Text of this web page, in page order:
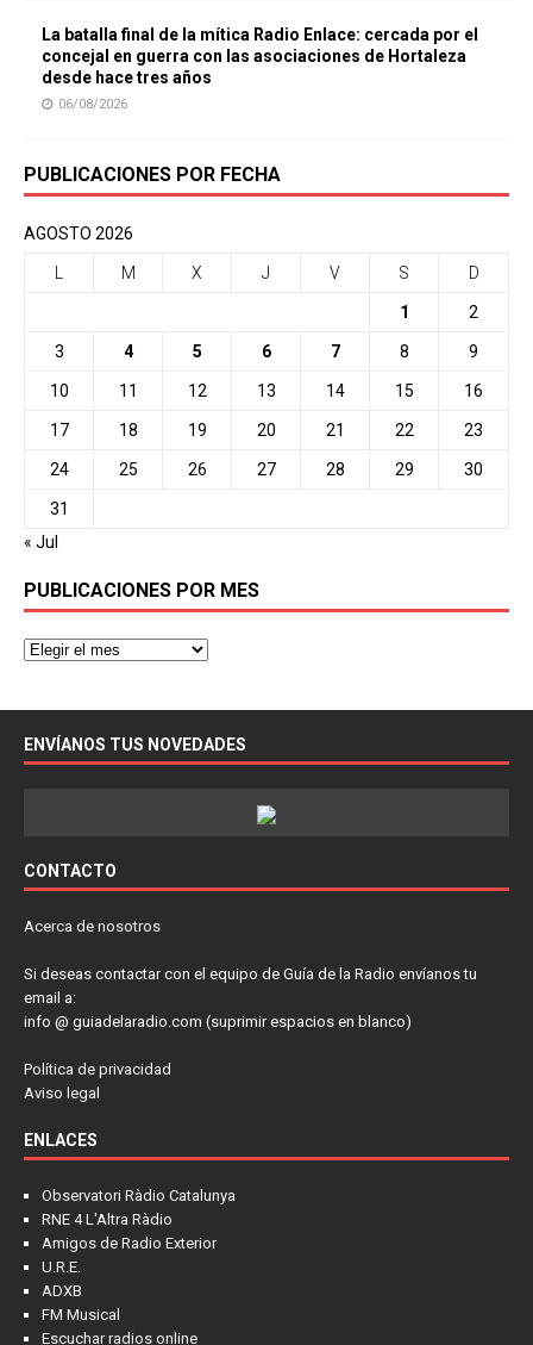
La batalla final de la mítica Radio Enlace: cercada por el
concejal en guerra con las asociaciones de Hortaleza
desde hace tres años
06/08/2026
PUBLICACIONES POR FECHA
AGOSTO 2026
L M X J V S D
1 2
3 4 5 6 7 8 9
10 11 12 13 14 15 16
17 18 19 20 21 22 23
24 25 26 27 28 29 30
31
« Jul
PUBLICACIONES POR MES
ENVÍANOS TUS NOVEDADES
CONTACTO
Acerca de nosotros
Si deseas contactar con el equipo de Guía de la Radio envíanos tu
email a:
info @ guiadelaradio.com (suprimir espacios en blanco)
Política de privacidad
Aviso legal
ENLACES
Observatori Ràdio Catalunya
RNE 4 L'Altra Ràdio
Amigos de Radio Exterior
U.R.E.
ADXB
FM Musical
Escuchar radios online